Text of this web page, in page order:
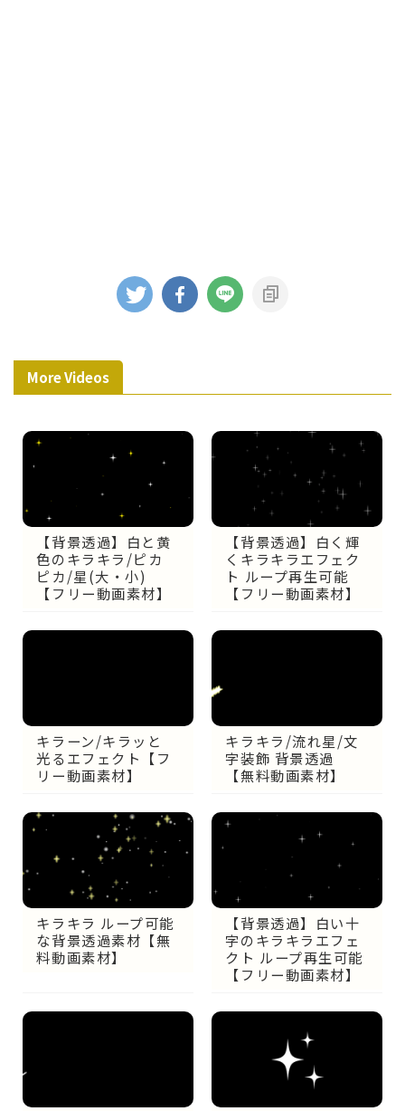
More Videos
【背景透過】白と黄
色のキラキラ/ピカ
ピカ/星(大・小)
【フリー動画素材】
【背景透過】白く輝
くキラキラエフェク
ト ループ再生可能
【フリー動画素材】
キラーン/キラッと
光るエフェクト【フ
リー動画素材】
キラキラ/流れ星/文
字装飾 背景透過
【無料動画素材】
キラキラ ループ可能
な背景透過素材【無
料動画素材】
【背景透過】白い十
字のキラキラエフェ
クト ループ再生可能
【フリー動画素材】